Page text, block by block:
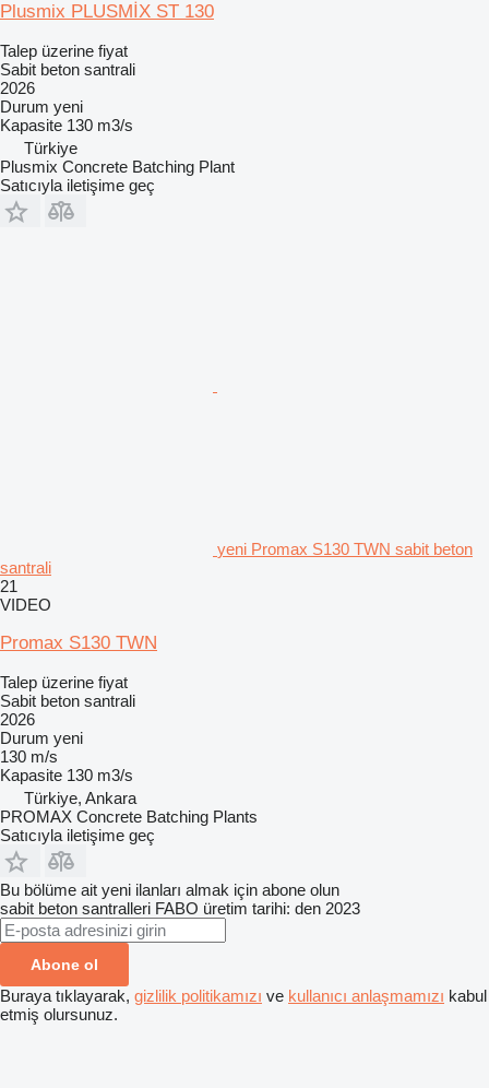
Plusmix PLUSMİX ST 130
Talep üzerine fiyat
Sabit beton santrali
2026
Durum yeni
Kapasite 130 m3/s
Türkiye
Plusmix Concrete Batching Plant
Satıcıyla iletişime geç
yeni Promax S130 TWN sabit beton
santrali
21
VIDEO
Promax S130 TWN
Talep üzerine fiyat
Sabit beton santrali
2026
Durum yeni
130 m/s
Kapasite 130 m3/s
Türkiye, Ankara
PROMAX Concrete Batching Plants
Satıcıyla iletişime geç
Bu bölüme ait yeni ilanları almak için abone olun
sabit beton santralleri FABO üretim tarihi: den 2023
Abone ol
Buraya tıklayarak, gizlilik politikamızı ve kullanıcı anlaşmamızı kabul
etmiş olursunuz.